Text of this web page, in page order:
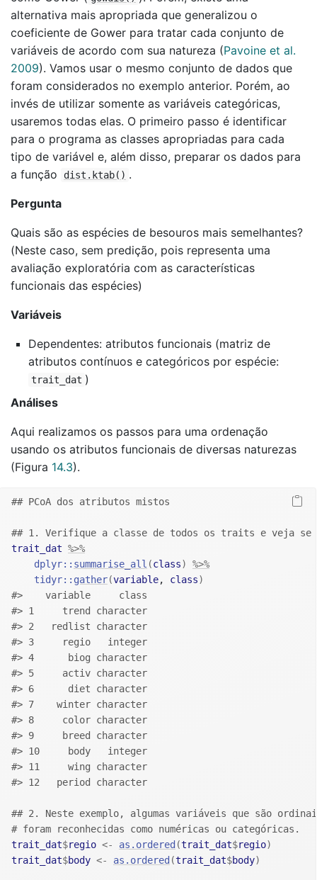
alternativa mais apropriada que generalizou o
coeficiente de Gower para tratar cada conjunto de
variáveis de acordo com sua natureza (Pavoine et al.
2009). Vamos usar o mesmo conjunto de dados que
foram considerados no exemplo anterior. Porém, ao
invés de utilizar somente as variáveis categóricas,
usaremos todas elas. O primeiro passo é identificar
para o programa as classes apropriadas para cada
tipo de variável e, além disso, preparar os dados para
a função
dist.ktab() .
Pergunta
Quais são as espécies de besouros mais semelhantes?
(Neste caso, sem predição, pois representa uma
avaliação exploratória com as características
funcionais das espécies)
Variáveis
Dependentes: atributos funcionais (matriz de
atributos contínuos e categóricos por espécie:
trait_dat )
Análises
Aqui realizamos os passos para uma ordenação
usando os atributos funcionais de diversas naturezas
(Figura 14.3).
## PCoA dos atributos mistos
## 1. Verifique a classe de todos os traits e veja se
trait_dat %>%
dplyr:: summarise_all (class)
%>%
tidyr:: gather(variable, class)
#>    variable     class
#> 1     trend character
#> 2   redlist character
#> 3     regio   integer
#> 4      biog character
#> 5     activ character
#> 6      diet character
#> 7    winter character
#> 8     color character
#> 9     breed character
#> 10     body   integer
#> 11     wing character
#> 12   period character
## 2. Neste exemplo, algumas variáveis que são
# foram reconhecidas como numéricas ou categóricas.
trait_dat$regio <- as.ordered (trait_dat$regio)
trait_dat$body <- as.ordered (trait_dat$body)